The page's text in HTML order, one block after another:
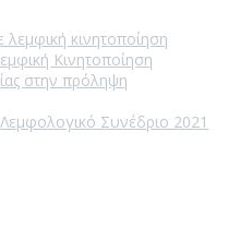
κινητοποίηση
Κινητοποίηση
στην πρόληψη
Συνέδριο 2021